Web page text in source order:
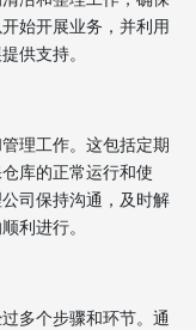
始开展业务，并利用
供支持。
理工作。这包括定期
库的正常运行和使
司保持沟通，及时解
利进行。
多个步骤和环节。通